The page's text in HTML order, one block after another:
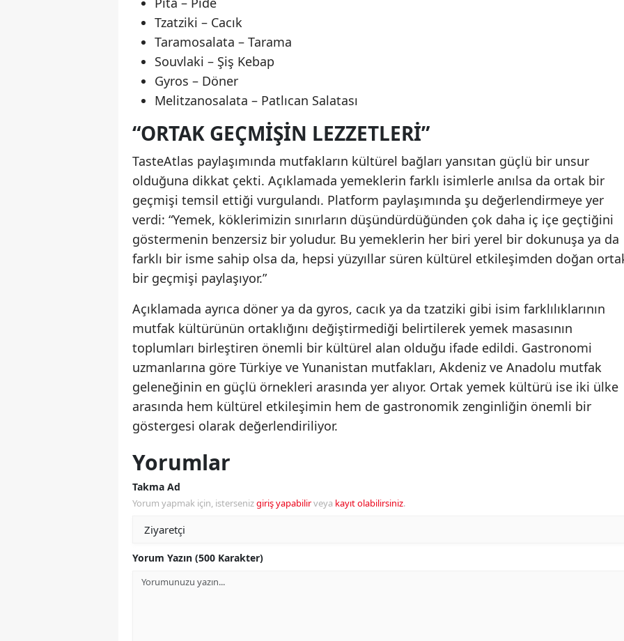
Tzatziki – Cacık
Taramosalata – Tarama
Souvlaki – Şiş Kebap
Gyros – Döner
Melitzanosalata – Patlıcan Salatası
“ORTAK GEÇMIŞIN LEZZETLERI”
TasteAtlas paylaşımında mutfakların kültürel bağları yansıtan güçlü bir unsur
olduğuna dikkat çekti. Açıklamada yemeklerin farklı isimlerle anılsa da ortak bir
geçmişi temsil ettiği vurgulandı. Platform paylaşımında şu değerlendirmeye yer
verdi: “Yemek, köklerimizin sınırların düşündürdüğünden çok daha iç içe geçtiğini
göstermenin benzersiz bir yoludur. Bu yemeklerin her biri yerel bir dokunuşa ya da
farklı bir isme sahip olsa da, hepsi yüzyıllar süren kültürel etkileşimden doğan
bir geçmişi paylaşıyor.”
Açıklamada ayrıca döner ya da gyros, cacık ya da tzatziki gibi isim farklılıklarının
mutfak kültürünün ortaklığını değiştirmediği belirtilerek yemek masasının
toplumları birleştiren önemli bir kültürel alan olduğu ifade edildi. Gastronomi
uzmanlarına göre Türkiye ve Yunanistan mutfakları, Akdeniz ve Anadolu mutfak
geleneğinin en güçlü örnekleri arasında yer alıyor. Ortak yemek kültürü ise iki ülke
arasında hem kültürel etkileşimin hem de gastronomik zenginliğin önemli bir
göstergesi olarak değerlendiriliyor.
Yorumlar
Takma Ad
Yorum yapmak için, istersenizgiriş yapabilirveya kayıt olabilirsiniz.
Yorum Yazın (500 Karakter)